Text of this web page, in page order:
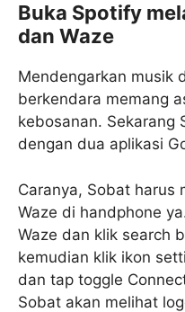
Buka Spotify
dan Waze
Mendengarkan musik
berkendara memang
kebosanan. Sekarang
dengan dua aplikasi
Caranya, Sobat harus
Waze di handphone
Waze dan klik search
kemudian klik ikon
dan tap toggle
Sobat akan melihat